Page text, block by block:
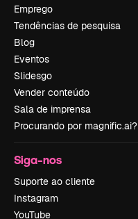
Emprego
Tendências de pesquisa
Blog
Eventos
Slidesgo
Vender conteúdo
Sala de imprensa
Procurando por magnific.ai?
Siga-nos
Suporte ao cliente
Instagram
YouTube